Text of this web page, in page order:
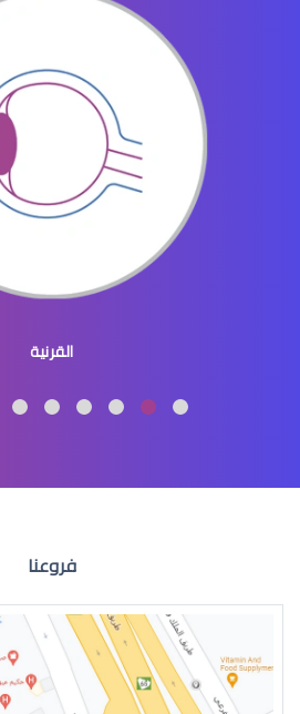
الماء الازرق بالعين
ماء الازرق بالعين
الماء الازرق للعين
القرنية
فروعنا